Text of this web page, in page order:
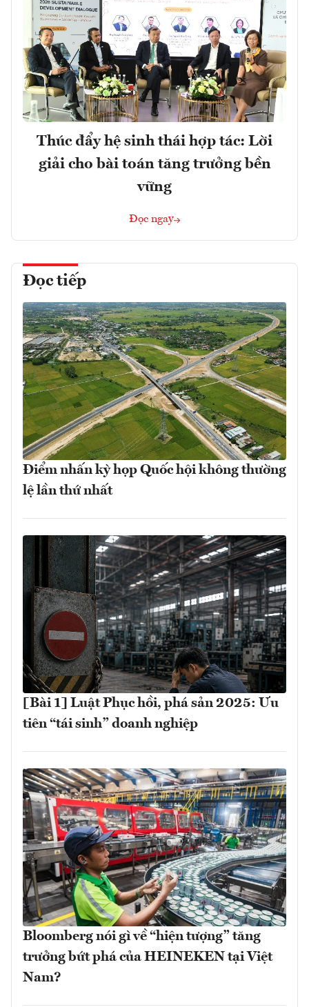
Thúc đẩy hệ sinh thái hợp tác: Lời
giải cho bài toán tăng trưởng bền
vững
Đọc ngay
Đọc tiếp
Điểm nhấn kỳ họp Quốc hội không thường
lệ lần thứ nhất
[Bài 1] Luật Phục hồi, phá sản 2025: Ưu
tiên “tái sinh” doanh nghiệp
Bloomberg nói gì về “hiện tượng” tăng
trưởng bứt phá của HEINEKEN tại Việt
Nam?